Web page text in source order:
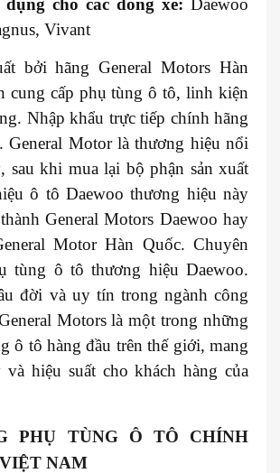
Vivant
bởi hãng General Motors Hàn
cung cấp phụ tùng ô tô, linh kiện
Nhập khẩu trực tiếp chính hãng
General Motor là thương hiệu nổi
sau khi mua lại bộ phận sản xuất
ô tô Daewoo thương hiệu này
General Motors Daewoo hay
Motor Hàn Quốc. Chuyên
tùng ô tô thương hiệu Daewoo.
đời và uy tín trong ngành công
Motors là một trong những
ô tô hàng đầu trên thế giới, mang
hiệu suất cho khách hàng của
PHỤ TÙNG Ô TÔ CHÍNH
NAM